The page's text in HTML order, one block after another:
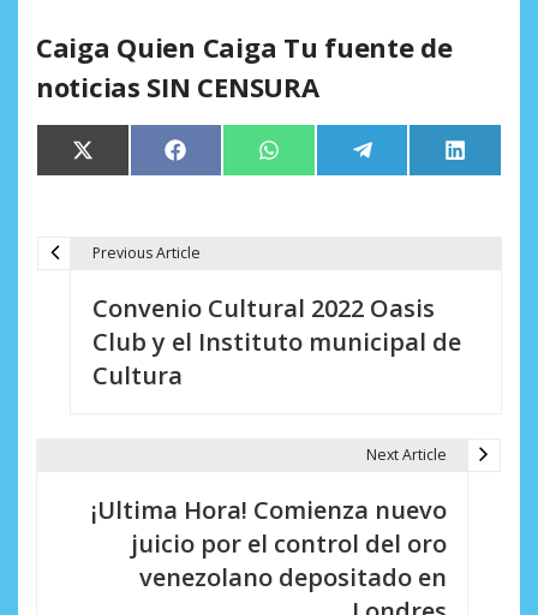
Caiga Quien Caiga Tu fuente de
noticias SIN CENSURA
Compartir
en
X
(Twitter)
Compartir
en
Facebook Compartir
en
WhatsApp Compartir
en
Telegram
en
LinkedIn
Previous Article
Convenio Cultural 2022 Oasis
Club y el Instituto municipal de
Cultura
Next Article
¡Ultima Hora! Comienza nuevo
juicio por el control del oro
venezolano depositado en